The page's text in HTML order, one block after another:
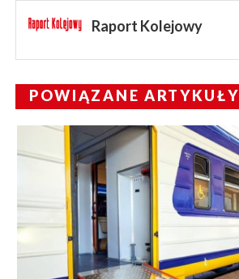
Raport Kolejowy
POWIĄZANE ARTYKUŁY